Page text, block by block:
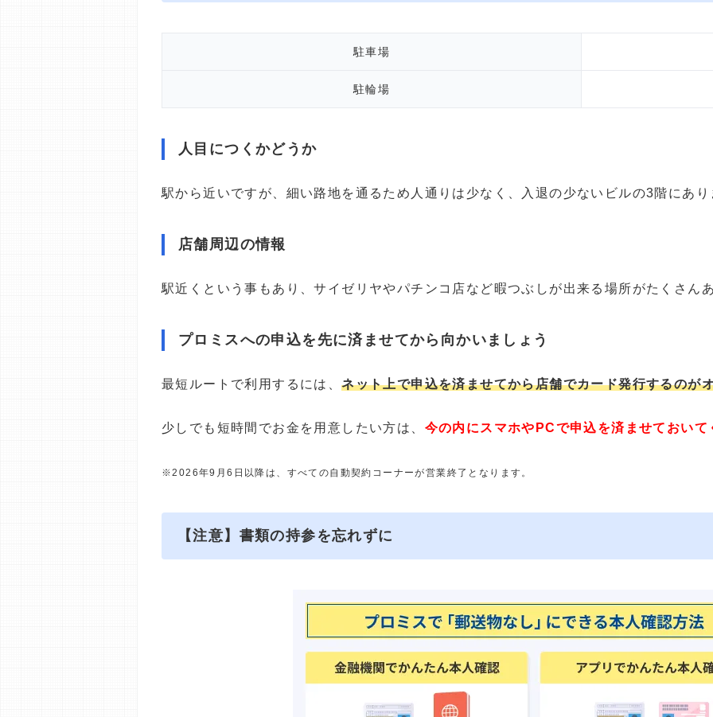
駐車場
駐輪場
人目につくかどうか
駅から近いですが、細い路地を通るため人通りは少なく、入退の少ないビルの3階にあり
店舗周辺の情報
駅近くという事もあり、サイゼリヤやパチンコ店など暇つぶしが出来る場所がたくさん
プロミスへの申込を先に済ませてから向かいましょう
最短ルートで利用するには、ネット上で申込を済ませてから店舗でカード発行するのが
少しでも短時間でお金を用意したい方は、 今の内にスマホやPCで申込を済ませておいて
※2026年9月6日以降は、すべての自動契約コーナーが営業終了となります。
【注意】書類の持参を忘れずに